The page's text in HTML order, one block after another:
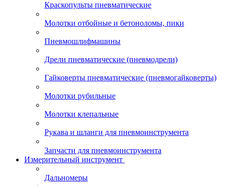
Краскопульты пневматические
Молотки отбойные и бетоноломы, пики
Пневмошлифмашины
Дрели пневматические (пневмодрели)
Гайковерты пневматические (пневмогайковерты)
Молотки рубильные
Молотки клепальные
Рукава и шланги для пневмоинструмента
Запчасти для пневмоинструмента
Измерительный инструмент
Дальномеры